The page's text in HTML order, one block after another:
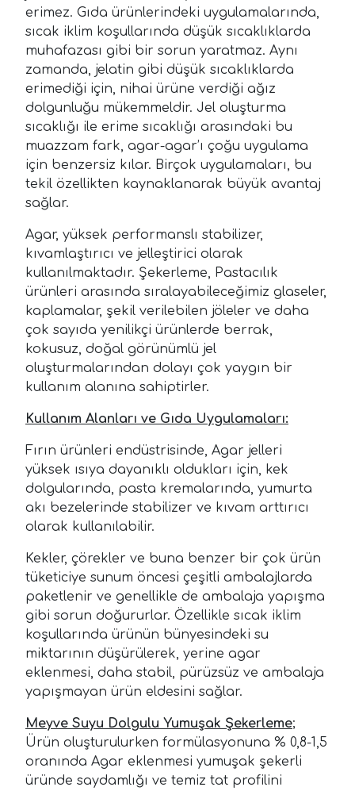
erimez. Gıda ürünlerindeki uygulamalarında,
sıcak iklim koşullarında düşük sıcaklıklarda
muhafazası gibi bir sorun yaratmaz. Aynı
zamanda, jelatin gibi düşük sıcaklıklarda
erimediği için, nihai ürüne verdiği ağız
dolgunluğu mükemmeldir. Jel oluşturma
sıcaklığı ile erime sıcaklığı arasındaki bu
muazzam fark, agar-agar’ı çoğu uygulama
için benzersiz kılar. Birçok uygulamaları, bu
tekil özellikten kaynaklanarak büyük avantaj
sağlar.
Agar, yüksek performanslı stabilizer,
kıvamlaştırıcı ve jelleştirici olarak
kullanılmaktadır. Şekerleme, Pastacılık
ürünleri arasında sıralayabileceğimiz glaseler,
kaplamalar, şekil verilebilen jöleler ve daha
çok sayıda yenilikçi ürünlerde berrak,
kokusuz, doğal görünümlü jel
oluşturmalarından dolayı çok yaygın bir
kullanım alanına sahiptirler.
Kullanım Alanları ve Gıda Uygulamaları:
Fırın ürünleri endüstrisinde, Agar jelleri
yüksek ısıya dayanıklı oldukları için, kek
dolgularında, pasta kremalarında, yumurta
akı bezelerinde stabilizer ve kıvam arttırıcı
olarak kullanılabilir.
Kekler, çörekler ve buna benzer bir çok ürün
tüketiciye sunum öncesi çeşitli ambalajlarda
paketlenir ve genellikle de ambalaja yapışma
gibi sorun doğururlar. Özellikle sıcak iklim
koşullarında ürünün bünyesindeki su
miktarının düşürülerek, yerine agar
eklenmesi, daha stabil, pürüzsüz ve ambalaja
yapışmayan ürün eldesini sağlar.
Meyve Suyu Dolgulu Yumuşak Şekerleme;
Ürün oluşturulurken formülasyonuna % 0,8-1,5
oranında Agar eklenmesi yumuşak şekerli
üründe saydamlığı ve temiz tat profilini